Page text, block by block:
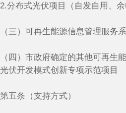
2.分布式光伏项目（自发自用、
（三）可再生能源信息管理服务
（四）市政府确定的其他可再生
光伏开发模式创新专项示范项目
第五条（支持方式）